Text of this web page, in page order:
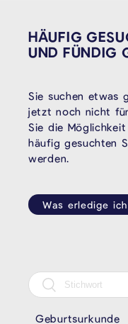
HÄUFIG
UND FÜNDIG
Sie suchen etwas
jetzt noch nicht
Sie die
häufig gesuchten
werden.
Was erledige
Geburtsurkunde